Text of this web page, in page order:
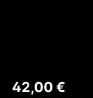
Regulärer Preis:
42,00 €